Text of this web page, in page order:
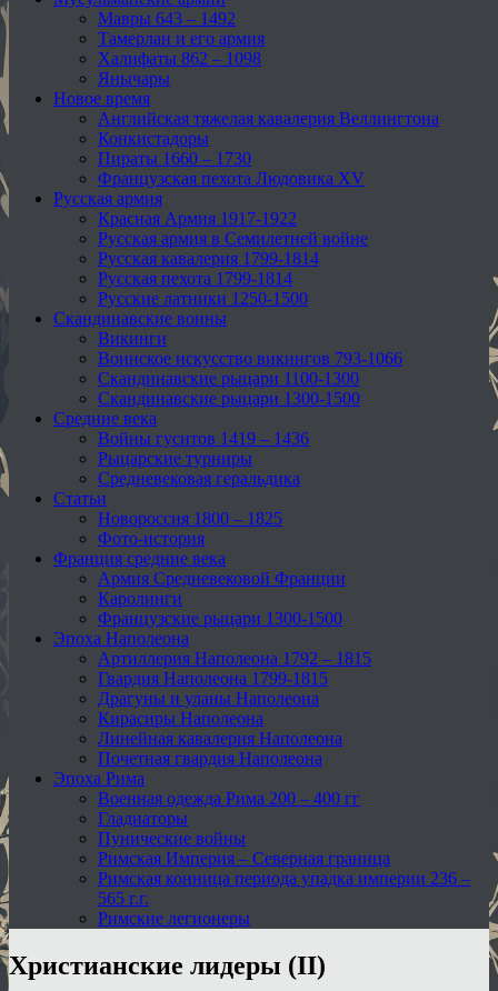
Мавры 643 – 1492
Тамерлан и его армия
Халифаты 862 – 1098
Янычары
Новое время
Английская тяжелая кавалерия Веллингтона
Конкистадоры
Пираты 1660 – 1730
Французская пехота Людовика XV
Русская армия
Красная Армия 1917-1922
Русская армия в Семилетней войне
Русская кавалерия 1799-1814
Русская пехота 1799-1814
Русские латники 1250-1500
Скандинавские воины
Викинги
Воинское искусство викингов 793-1066
Скандинавские рыцари 1100-1300
Скандинавские рыцари 1300-1500
Средние века
Войны гуситов 1419 – 1436
Рыцарские турниры
Средневековая геральдика
Статьи
Новороссия 1800 – 1825
Фото-история
Франция средние века
Армия Средневековой Франции
Каролинги
Французские рыцари 1300-1500
Эпоха Наполеона
Артиллерия Наполеона 1792 – 1815
Гвардия Наполеона 1799-1815
Драгуны и уланы Наполеона
Кирасиры Наполеона
Линейная кавалерия Наполеона
Почетная гвардия Наполеона
Эпоха Рима
Военная одежда Рима 200 – 400 гг
Гладиаторы
Пунические войны
Римская Империя – Северная граница
Римская конница периода упадка империи 236 –
565 г.г.
Римские легионеры
Христианские лидеры (II)